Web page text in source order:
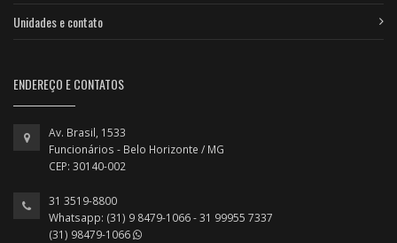
Unidades e contato
ENDEREÇO E CONTATOS
Av. Brasil, 1533
Funcionários - Belo Horizonte / MG
CEP: 30140-002
31 3519-8800
Whatsapp: (31) 9 8479-1066 - 31 99955 7337
(31) 98479-1066